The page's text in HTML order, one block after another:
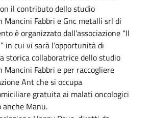
il contributo dello studio
Mancini Fabbri e Gnc metalli srl di
è organizzato dall’associazione “Il
in cui vi sarà l’opportunità di
storica collaboratrice dello studio
Fabbri e per raccogliere
Ant che si occupa
gratuita ai malati oncologici
Manu.